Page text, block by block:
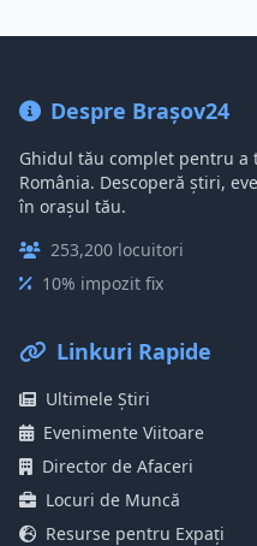
Despre Brașov24
Ghidul tău complet pentru a
România. Descoperă știri,
în orașul tău.
253,200 locuitori
10% impozit fix
Linkuri Rapide
Ultimele Știri
Evenimente Viitoare
Director de Afaceri
Locuri de Muncă
Resurse pentru Expați